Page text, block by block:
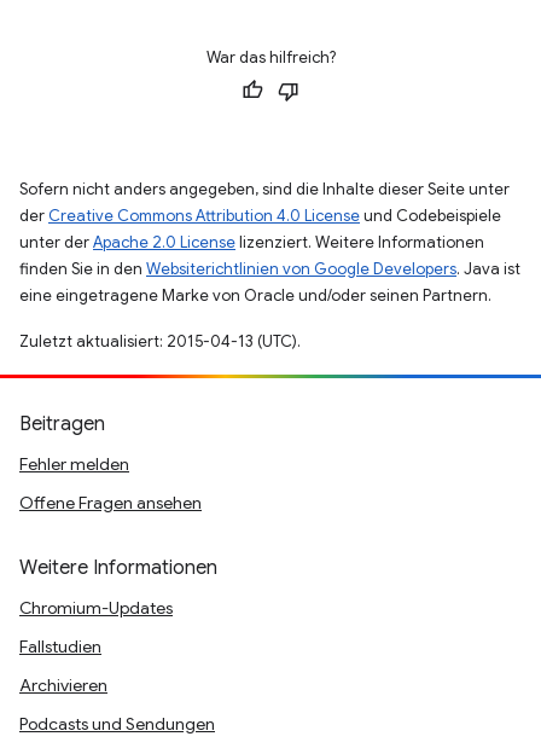
War das hilfreich?
Sofern nicht anders angegeben, sind die Inhalte dieser Seite unter
der Creative Commons Attribution 4.0 Licenseund Codebeispiele
unter derApache 2.0 Licenselizenziert. Weitere Informationen
finden Sie in den Websiterichtlinien von Google Developers. Java ist
eine eingetragene Marke von Oracle und/oder seinen Partnern.
Zuletzt aktualisiert: 2015-04-13 (UTC).
Beitragen
Fehler melden
Offene Fragen ansehen
Weitere Informationen
Chromium-Updates
Fallstudien
Archivieren
Podcasts und Sendungen